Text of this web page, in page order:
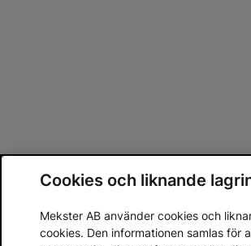
Cookies och liknande
Mekster AB använder cookies och
cookies. Den informationen samlas